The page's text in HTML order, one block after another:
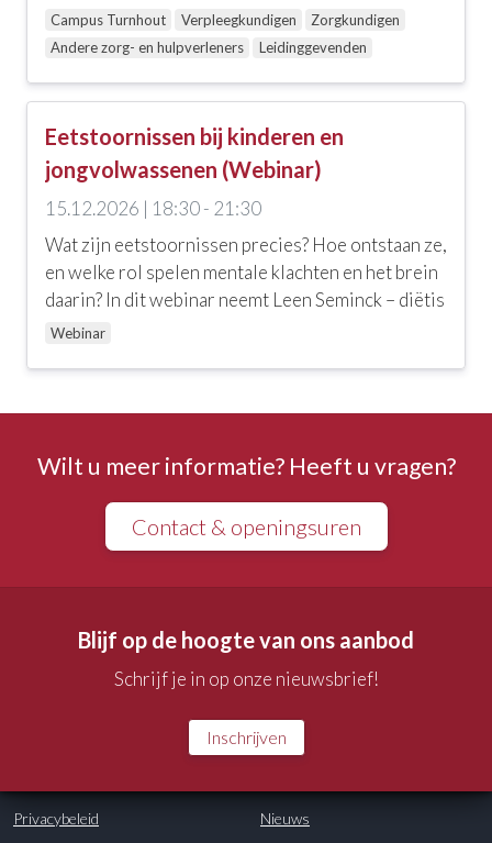
Campus Turnhout Verpleegkundigen
Zorgkundigen
Andere zorg- en hulpverleners
Leidinggevenden
Eetstoornissen bij kinderen en
jongvolwassenen (Webinar)
15.12.2026 | 18:30 - 21:30
Wat zijn eetstoornissen precies? Hoe ontstaan ze,
en welke rol spelen mentale klachten en het brein
daarin? In dit webinar neemt Leen Seminck – diëtis
Webinar
Wilt u meer informatie? Heeft u vragen?
Contact & openingsuren
Blijf op de hoogte van ons aanbod
Schrijf je in op onze nieuwsbrief!
Inschrijven
Privacybeleid Nieuws